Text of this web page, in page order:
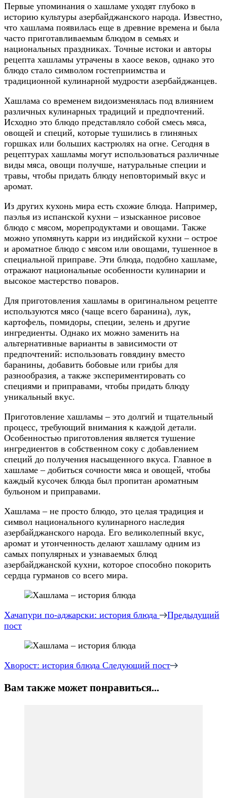
Первые упоминания о хашламе уходят глубоко в
историю культуры азербайджанского народа. Известно,
что хашлама появилась еще в древние времена и была
часто приготавливаемым блюдом в семьях и
национальных праздниках. Точные истоки и авторы
рецепта хашламы утрачены в хаосе веков, однако это
блюдо стало символом гостеприимства и
традиционной кулинарной мудрости азербайджанцев.
Хашлама со временем видоизменялась под влиянием
различных кулинарных традиций и предпочтений.
Исходно это блюдо представляло собой смесь мяса,
овощей и специй, которые тушились в глиняных
горшках или больших кастрюлях на огне. Сегодня в
рецептурах хашламы могут использоваться различные
виды мяса, овощи получше, натуральные специи и
травы, чтобы придать блюду неповторимый вкус и
аромат.
Из других кухонь мира есть схожие блюда. Например,
паэлья из испанской кухни – изысканное рисовое
блюдо с мясом, морепродуктами и овощами. Также
можно упомянуть карри из индийской кухни – острое
и ароматное блюдо с мясом или овощами, тушенное в
специальной приправе. Эти блюда, подобно хашламе,
отражают национальные особенности кулинарии и
высокое мастерство поваров.
Для приготовления хашламы в оригинальном рецепте
используются мясо (чаще всего баранина), лук,
картофель, помидоры, специи, зелень и другие
ингредиенты. Однако их можно заменить на
альтернативные варианты в зависимости от
предпочтений: использовать говядину вместо
баранины, добавить бобовые или грибы для
разнообразия, а также экспериментировать со
специями и приправами, чтобы придать блюду
уникальный вкус.
Приготовление хашламы – это долгий и тщательный
процесс, требующий внимания к каждой детали.
Особенностью приготовления является тушение
ингредиентов в собственном соку с добавлением
специй до получения насыщенного вкуса. Главное в
хашламе – добиться сочности мяса и овощей, чтобы
каждый кусочек блюда был пропитан ароматным
бульоном и приправами.
Хашлама – не просто блюдо, это целая традиция и
символ национального кулинарного наследия
азербайджанского народа. Его великолепный вкус,
аромат и утонченность делают хашламу одним из
самых популярных и узнаваемых блюд
азербайджанской кухни, которое способно покорить
сердца гурманов со всего мира.
Навигация
по
записям
Хачапури по-аджарски: история блюда
Предыдущий
пост
Хворост: история блюда Следующий пост
Вам также может понравиться...